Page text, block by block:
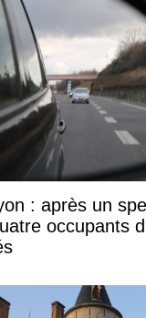
: après un
occupants